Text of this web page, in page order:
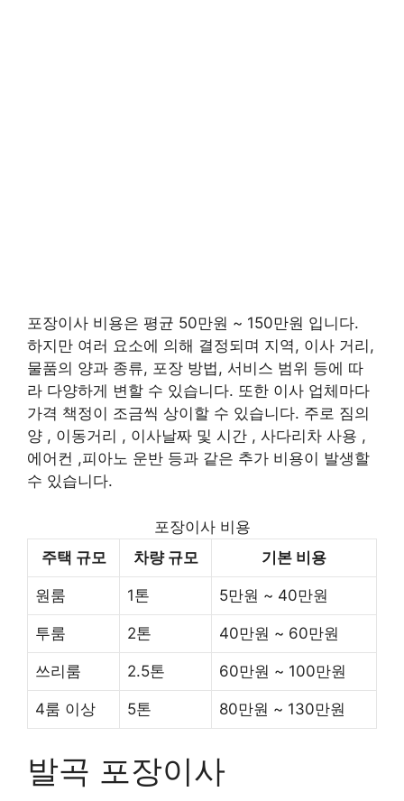
포장이사 비용은 평균 50만원 ~ 150만원 입니다.
하지만 여러 요소에 의해 결정되며 지역, 이사 거리,
물품의 양과 종류, 포장 방법, 서비스 범위 등에 따
라 다양하게 변할 수 있습니다. 또한 이사 업체마다
가격 책정이 조금씩 상이할 수 있습니다. 주로 짐의
양 , 이동거리 , 이사날짜 및 시간 , 사다리차 사용 ,
에어컨 ,피아노 운반 등과 같은 추가 비용이 발생할
수 있습니다.
포장이사 비용
주택 규모
차량 규모 기본 비용
원룸 1톤 5만원 ~ 40만원
투룸 2톤 40만원 ~ 60만원
쓰리룸 2.5톤 60만원 ~ 100만원
4룸 이상 5톤 80만원 ~ 130만원
발곡 포장이사